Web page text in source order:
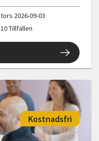
tors 2026-09-03
10 Tillfällen
Kostnadsfri